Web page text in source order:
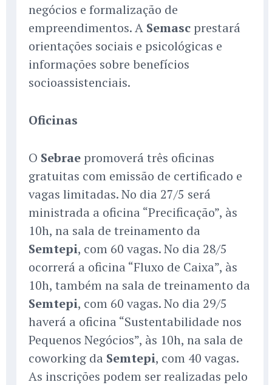
negócios e formalização de
empreendimentos. A Semasc prestará
orientações sociais e psicológicas e
informações sobre benefícios
socioassistenciais.
Oficinas
O Sebrae promoverá três oficinas
gratuitas com emissão de certificado e
vagas limitadas. No dia 27/5 será
ministrada a oficina “Precificação”, às
10h, na sala de treinamento da
Semtepi, com 60 vagas. No dia 28/5
ocorrerá a oficina “Fluxo de Caixa”, às
10h, também na sala de treinamento da
Semtepi, com 60 vagas. No dia 29/5
haverá a oficina “Sustentabilidade nos
Pequenos Negócios”, às 10h, na sala de
coworking da Semtepi, com 40 vagas.
As inscrições podem ser realizadas pelo